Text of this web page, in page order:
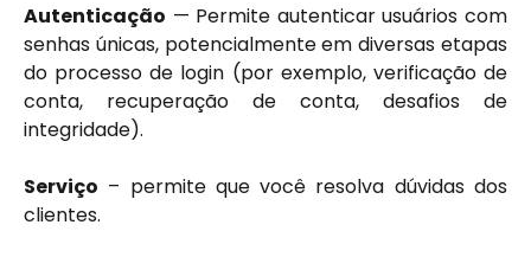
Autenticação — Permite autenticar usuários com
senhas únicas, potencialmente em diversas etapas
do processo de login (por exemplo, verificação de
conta, recuperação de conta, desafios de
integridade).
Serviço – permite que você resolva dúvidas dos
clientes.